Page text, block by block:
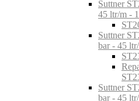
Suttner
45 ltr/m -
Suttner
bar - 45
Suttner
bar - 45